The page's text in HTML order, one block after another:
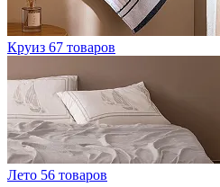
Круиз 67 товаров
Лето 56 товаров